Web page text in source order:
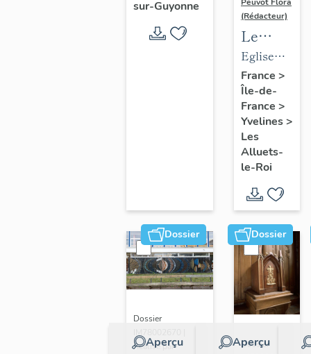
sur-Guyonne
(Rédacteur)
Le
mobilier
de
l'église
Saint-
Nicolas
Eglise
paroissiale
Saint-
Nicolas
France >
Île-de-
France >
Yvelines>
Les
Alluets-
le-Roi
Dossier
Aperçu
Dossier
IM78002670 |
Réalisé par
Dossier
Aperçu
Dossier